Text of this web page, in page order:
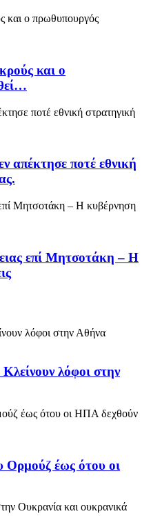
και ο
απέκτησε ποτέ εθνική
επί Μητσοτάκη – Η
λόφοι στην
Ορμούζ έως ότου οι